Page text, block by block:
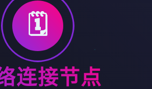
🗓️
连接节点